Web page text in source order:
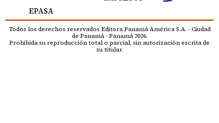
EPASA
Todos los derechos reservados Editora Panamá América S.A. - Ciudad
de Panamá - Panamá 2026.
Prohibida su reproducción total o parcial, sin autorización escrita de
su titular.